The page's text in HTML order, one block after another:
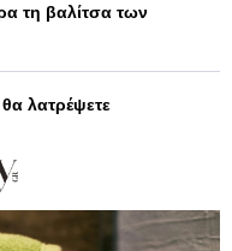
τη βαλίτσα των
λατρέψετε